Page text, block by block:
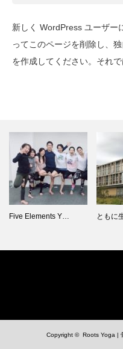
新しく WordPress ユーザー
ってこのページを削除し、
を作成してください。それ
Five Elements Y… ともに
Copyright © Roots Yoga |